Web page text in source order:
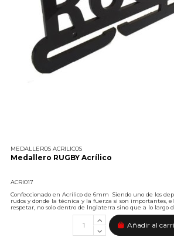
MEDALLEROS ACRILICOS
Medallero RUGBY Acrílico
ACRI017
Confeccionado en Acrílico de 6mm Siendo uno de los
rudos y donde la técnica y la fuerza si son importantes,
respetar, no solo dentro de Inglaterra sino que a lo largo
Añadir al